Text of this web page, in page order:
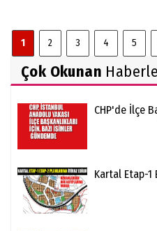
1 2 3 4 5
Çok Okunan
CHP'de İlçe
Kartal Etap-1